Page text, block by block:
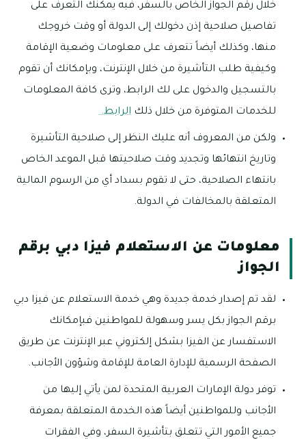
خلال رقم الجواز الخاص بالسفر، فبه يمكنك التعرف على
تفاصيل صلاحية إذن دخولك إلى الدولة أو وقت خروجك
منها، وكذلك أيضاً تتعرف على معلومات وضعية الإقامة
وكيفية طلب التأشيرة من خلال الإنترنت، وبإمكانك أن تقوم
بالتسجيل والدخول على لك الرابط، وترى كافة المعلومات
للخدمات المتوفرة من خلال ذلك الرابط.
ولكن من المعروف أنه عليك النظر إلى صلاحية التأشيرة
وتاريخ انتهائها وتجديد وقت صلاحيتها قبل الموعد الخاص
بانتهاء الصلاحية، حتى لا تقوم بسداد أي من الرسوم المالية
المتعلقة بالمخالفات في الدولة.
معلومات عن الاستعلام فيزا دبي برقم
الجواز
لقد تم إصدار خدمة جديدة وهي خدمة الاستعلام عن فيزا دبي
برقم الجواز بكل يسر وسهولة للمواطنين فبإمكانك
الاستفسار عن الفيزا بشكل إلكتروني عبر الإنترنت عن طريق
الصفحة الرسمية للإدارة العامة للإقامة وشؤون الأجانب.
توفر دولة الإمارات العربية المتحدة لمن يأتي إليها من
الأجانب وللمواطنين أيضاً هذه الخدمة المتعلقة بمعرفة
جميع الأمور التي تتعلق بتأشيرة السفر، وفي الفقرات